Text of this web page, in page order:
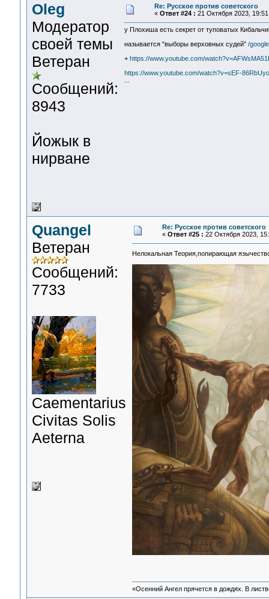
Oleg
Модератор
своей темы
Ветеран
Сообщений:
8943
Йожык в
нирване
Re: Русское против советского
« Ответ #24 : 21 Октября 2023,
у Плохиша есть секрет от туповатых
называется "выборы верховных судей" /
+ https://www.youtube.com/
https://www.youtube.com/watch?v=sEF-86RbUyo
Quangel
Ветеран
Сообщений:
7733
Сaementarius
Civitas Solis
Aeterna
Re: Русское против советского
« Ответ #25 : 22 Октября 2023,
Нелокальная Теория,попирающая
«Осенний Ангел прячется в дождях. В